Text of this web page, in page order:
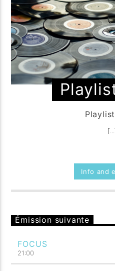
Info and
Émission suivante
FOCUS
21:00